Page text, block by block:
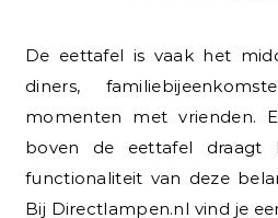
De eettafel is vaak het middelpunt van gezellige
diners,
momenten met vrienden.
boven de eettafel
functionaliteit van deze
Bij Directlampen.nl vind je